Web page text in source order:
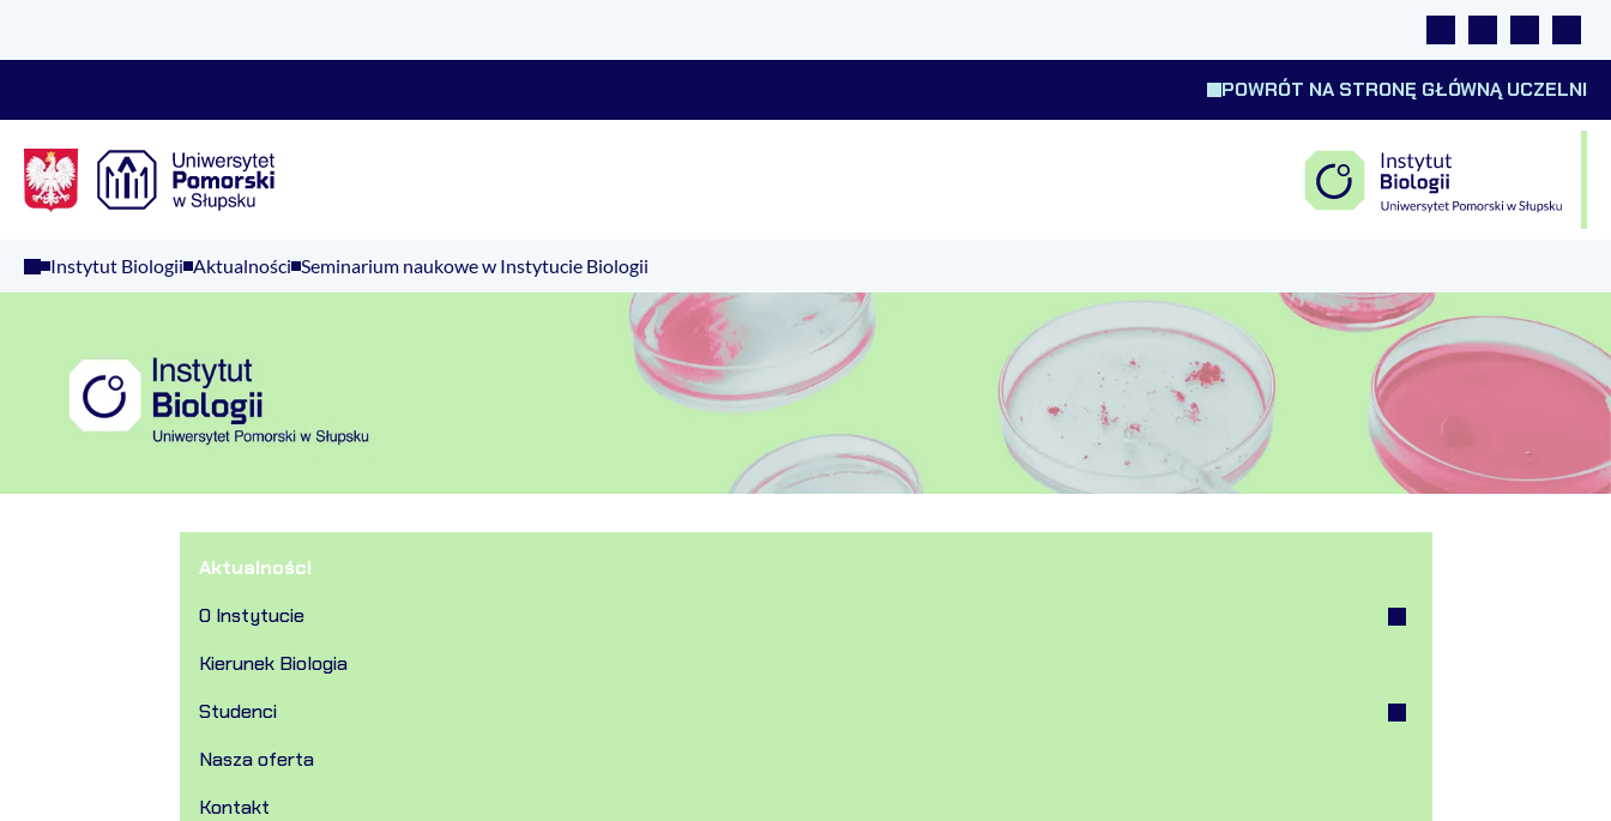
Linki Wyszukiwarka
Tłumacz
POWRÓT NA STRONĘ GŁÓWNĄ UCZELNI
Instytut Biologii Aktualności Seminarium naukowe w Instytucie Biologii
Aktualności
O Instytucie
Kierunek Biologia
Studenci
Nasza oferta
Kontakt